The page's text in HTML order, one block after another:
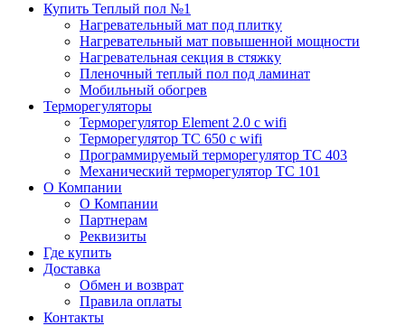
Купить Теплый пол №1
Нагревательный мат под плитку
Нагревательный мат повышенной мощности
Нагревательная секция в стяжку
Пленочный теплый пол под ламинат
Мобильный обогрев
Терморегуляторы
Терморегулятор Element 2.0 с wifi
Терморегулятор ТС 650 с wifi
Программируемый терморегулятор ТС 403
Механический терморегулятор ТС 101
О Компании
О Компании
Партнерам
Реквизиты
Где купить
Доставка
Обмен и возврат
Правила оплаты
Контакты